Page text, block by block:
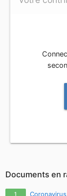
Documents en
1